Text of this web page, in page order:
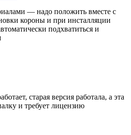
— надо положить вместе с
короны и при инсталляции
подхватиться и
старая версия работала, а эта
и требует лицензию